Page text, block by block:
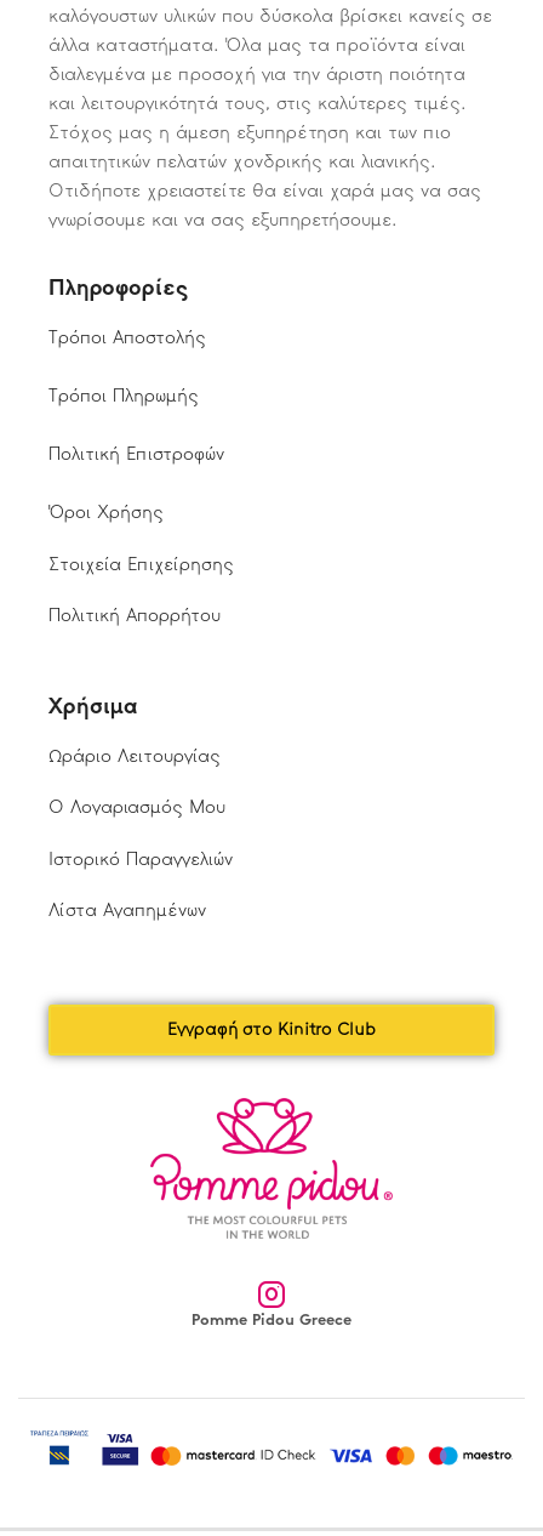
καλόγουστων υλικών που δύσκολα βρίσκει κανείς σε
άλλα καταστήματα. Όλα μας τα προϊόντα είναι
διαλεγμένα με προσοχή για την άριστη ποιότητα
και λειτουργικότητά τους, στις καλύτερες τιμές.
Στόχος μας η άμεση εξυπηρέτηση και των πιο
απαιτητικών πελατών χονδρικής και λιανικής.
Οτιδήποτε χρειαστείτε θα είναι χαρά μας να σας
γνωρίσουμε και να σας εξυπηρετήσουμε.
Πληροφορίες
Τρόποι Αποστολής
Τρόποι Πληρωμής
Πολιτική Επιστροφών
Όροι Χρήσης
Στοιχεία Επιχείρησης
Πολιτική Απορρήτου
Χρήσιμα
Ωράριο Λειτουργίας
Ο Λογαριασμός Μου
Ιστορικό Παραγγελιών
Λίστα Αγαπημένων
Εγγραφή στο Kinitro Club
Pomme Pidou Greece